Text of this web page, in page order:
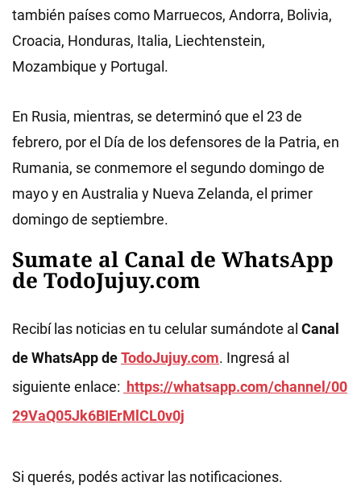
también países como Marruecos, Andorra, Bolivia,
Croacia, Honduras, Italia, Liechtenstein,
Mozambique y Portugal.
En Rusia, mientras, se determinó que el 23 de
febrero, por el Día de los defensores de la Patria, en
Rumania, se conmemore el segundo domingo de
mayo y en Australia y Nueva Zelanda, el primer
domingo de septiembre.
Sumate al Canal de WhatsApp
de TodoJujuy.com
Recibí las noticias en tu celular sumándote al Canal
de WhatsApp deTodoJujuy.com. Ingresá al
siguiente enlace: https://whatsapp.com/channel/00
29VaQ05Jk6BIErMlCL0v0j
Si querés, podés activar las notificaciones.